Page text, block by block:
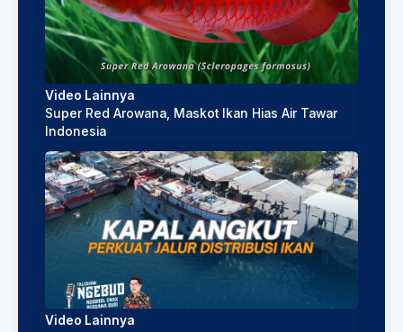
Video Lainnya
Super Red Arowana, Maskot Ikan Hias Air Tawar
Indonesia
Video Lainnya